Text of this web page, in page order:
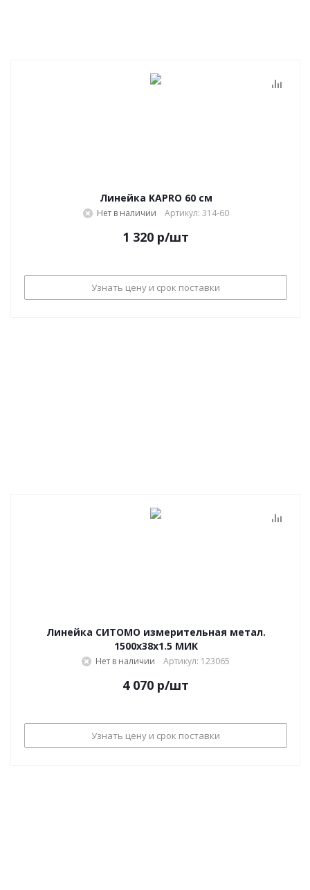
Линейка KAPRO 60 см
Нет в наличии Артикул: 314-60
1 320 р/шт
Узнать цену и срок поставки
Линейка СИТОМО измерительная метал.
1500х38х1.5 МИК
Нет в наличии Артикул: 123065
4 070 р/шт
Узнать цену и срок поставки